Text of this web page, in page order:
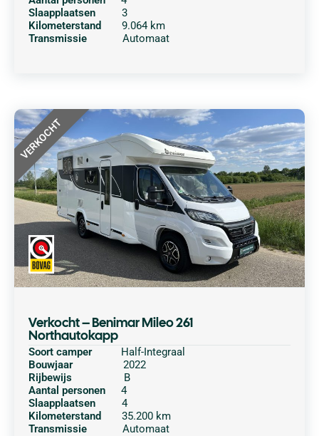
Slaapplaatsen
3
Kilometerstand
9.064 km
Transmissie
Automaat
VERKOCHT
Verkocht – Benimar Mileo 261
Northautokapp
Soort camper
Half-Integraal
Bouwjaar
2022
Rijbewijs
B
Aantal personen
4
Slaapplaatsen
4
Kilometerstand
35.200 km
Transmissie
Automaat